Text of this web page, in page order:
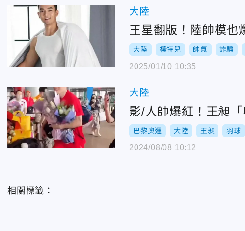
大陸
王星翻版！陸帥模
大陸 模特兒 帥氣 詐騙
2025/01/10 10:35
大陸
影/人帥爆紅！王昶
巴黎奧運 大陸 王昶 羽球
2024/08/08 10:12
相關標籤：